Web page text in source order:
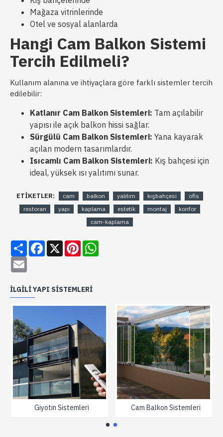
Mağaza vitrinlerinde
Otel ve sosyal alanlarda
Hangi Cam Balkon Sistemi
Tercih Edilmeli?
Kullanım alanına ve ihtiyaçlara göre farklı sistemler tercih
edilebilir:
Katlanır Cam Balkon Sistemleri: Tam açılabilir
yapısı ile açık balkon hissi sağlar.
Sürgülü Cam Balkon Sistemleri: Yana kayarak
açılan modern tasarımlardır.
Isıcamlı Cam Balkon Sistemleri: Kış bahçesi için
ideal, yüksek ısı yalıtımı sunar.
ETIKETLER: cam balkon yalıtım kışbahçesi
ofis
restoran
yapı kaplama estetik montaj
konfor
cam-kaplama
ShareFacebook
X Pinterest
İLGILI YAPI SISTEMLERI
Giyotin Sistemleri Cam Balkon Sistemleri